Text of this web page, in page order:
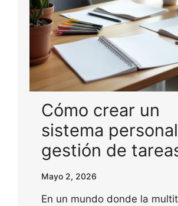
Cómo crear un
sistema
gestión de
Mayo 2, 2026
En un mundo donde la